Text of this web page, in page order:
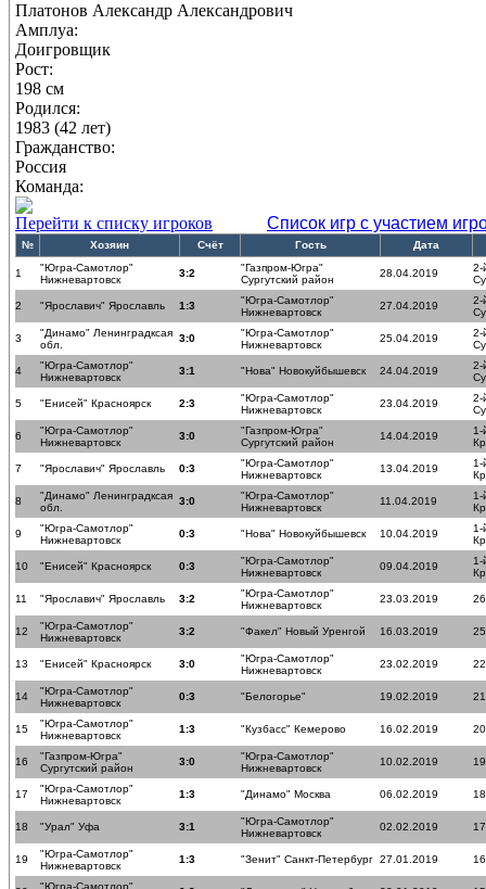
Платонов Александр Александрович
Амплуа:
Доигровщик
Рост:
198 см
Родился:
1983 (42 лет)
Гражданство:
Россия
Команда:
Перейти к списку игроков
Список игр с участием
№ Хозяин Счёт Гость Дата
1
"Югра-Самотлор"
Нижневартовск
3:2
"Газпром-Югра"
Сургутский район
28.04.2019
2-
2 "Ярославич" Ярославль 1:3
"Югра-Самотлор"
Нижневартовск
27.04.2019
2-
3
"Динамо" Ленинградксая
обл.
3:0
"Югра-Самотлор"
Нижневартовск
25.04.2019
2-
4
"Югра-Самотлор"
Нижневартовск
3:1 "Нова" Новокуйбышевск 24.04.2019
2-
5 "Енисей" Красноярск 2:3
"Югра-Самотлор"
Нижневартовск
23.04.2019
2-
6
"Югра-Самотлор"
Нижневартовск
3:0
"Газпром-Югра"
Сургутский район
14.04.2019
1-
7 "Ярославич" Ярославль 0:3
"Югра-Самотлор"
Нижневартовск
13.04.2019
1-
8
"Динамо" Ленинградксая
обл.
3:0
"Югра-Самотлор"
Нижневартовск
11.04.2019
1-
9
"Югра-Самотлор"
Нижневартовск
0:3 "Нова" Новокуйбышевск 10.04.2019
1-
10 "Енисей" Красноярск 0:3
"Югра-Самотлор"
Нижневартовск
09.04.2019
1-
11 "Ярославич" Ярославль 3:2
"Югра-Самотлор"
Нижневартовск
23.03.2019
12
"Югра-Самотлор"
Нижневартовск
3:2 "Факел" Новый Уренгой 16.03.2019
13 "Енисей" Красноярск 3:0
"Югра-Самотлор"
Нижневартовск
23.02.2019
14
"Югра-Самотлор"
Нижневартовск
0:3 "Белогорье" 19.02.2019
15
"Югра-Самотлор"
Нижневартовск
1:3 "Кузбасс" Кемерово 16.02.2019
16
"Газпром-Югра"
Сургутский район
3:0
"Югра-Самотлор"
Нижневартовск
10.02.2019
17
"Югра-Самотлор"
Нижневартовск
1:3 "Динамо" Москва 06.02.2019
18 "Урал" Уфа 3:1
"Югра-Самотлор"
Нижневартовск
02.02.2019
19
"Югра-Самотлор"
Нижневартовск
1:3 "Зенит" Санкт-Петербург 27.01.2019
"Югра-Самотлор"